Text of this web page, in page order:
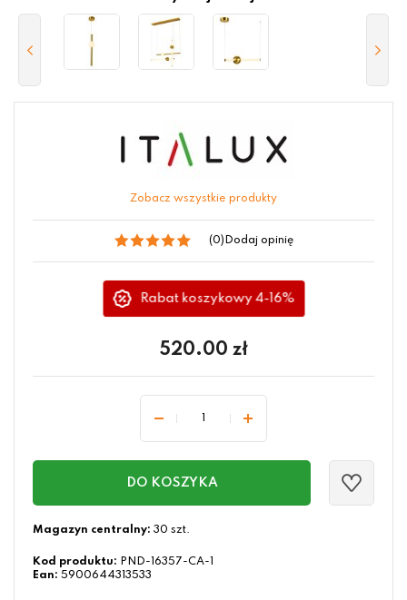
Zobacz wszystkie produkty
(0) Dodaj opinię
Rabat koszykowy 4-16%
520.00 zł
DO KOSZYKA
Magazyn centralny: 30 szt.
Kod produktu: PND-16357-CA-1
Ean: 5900644313533